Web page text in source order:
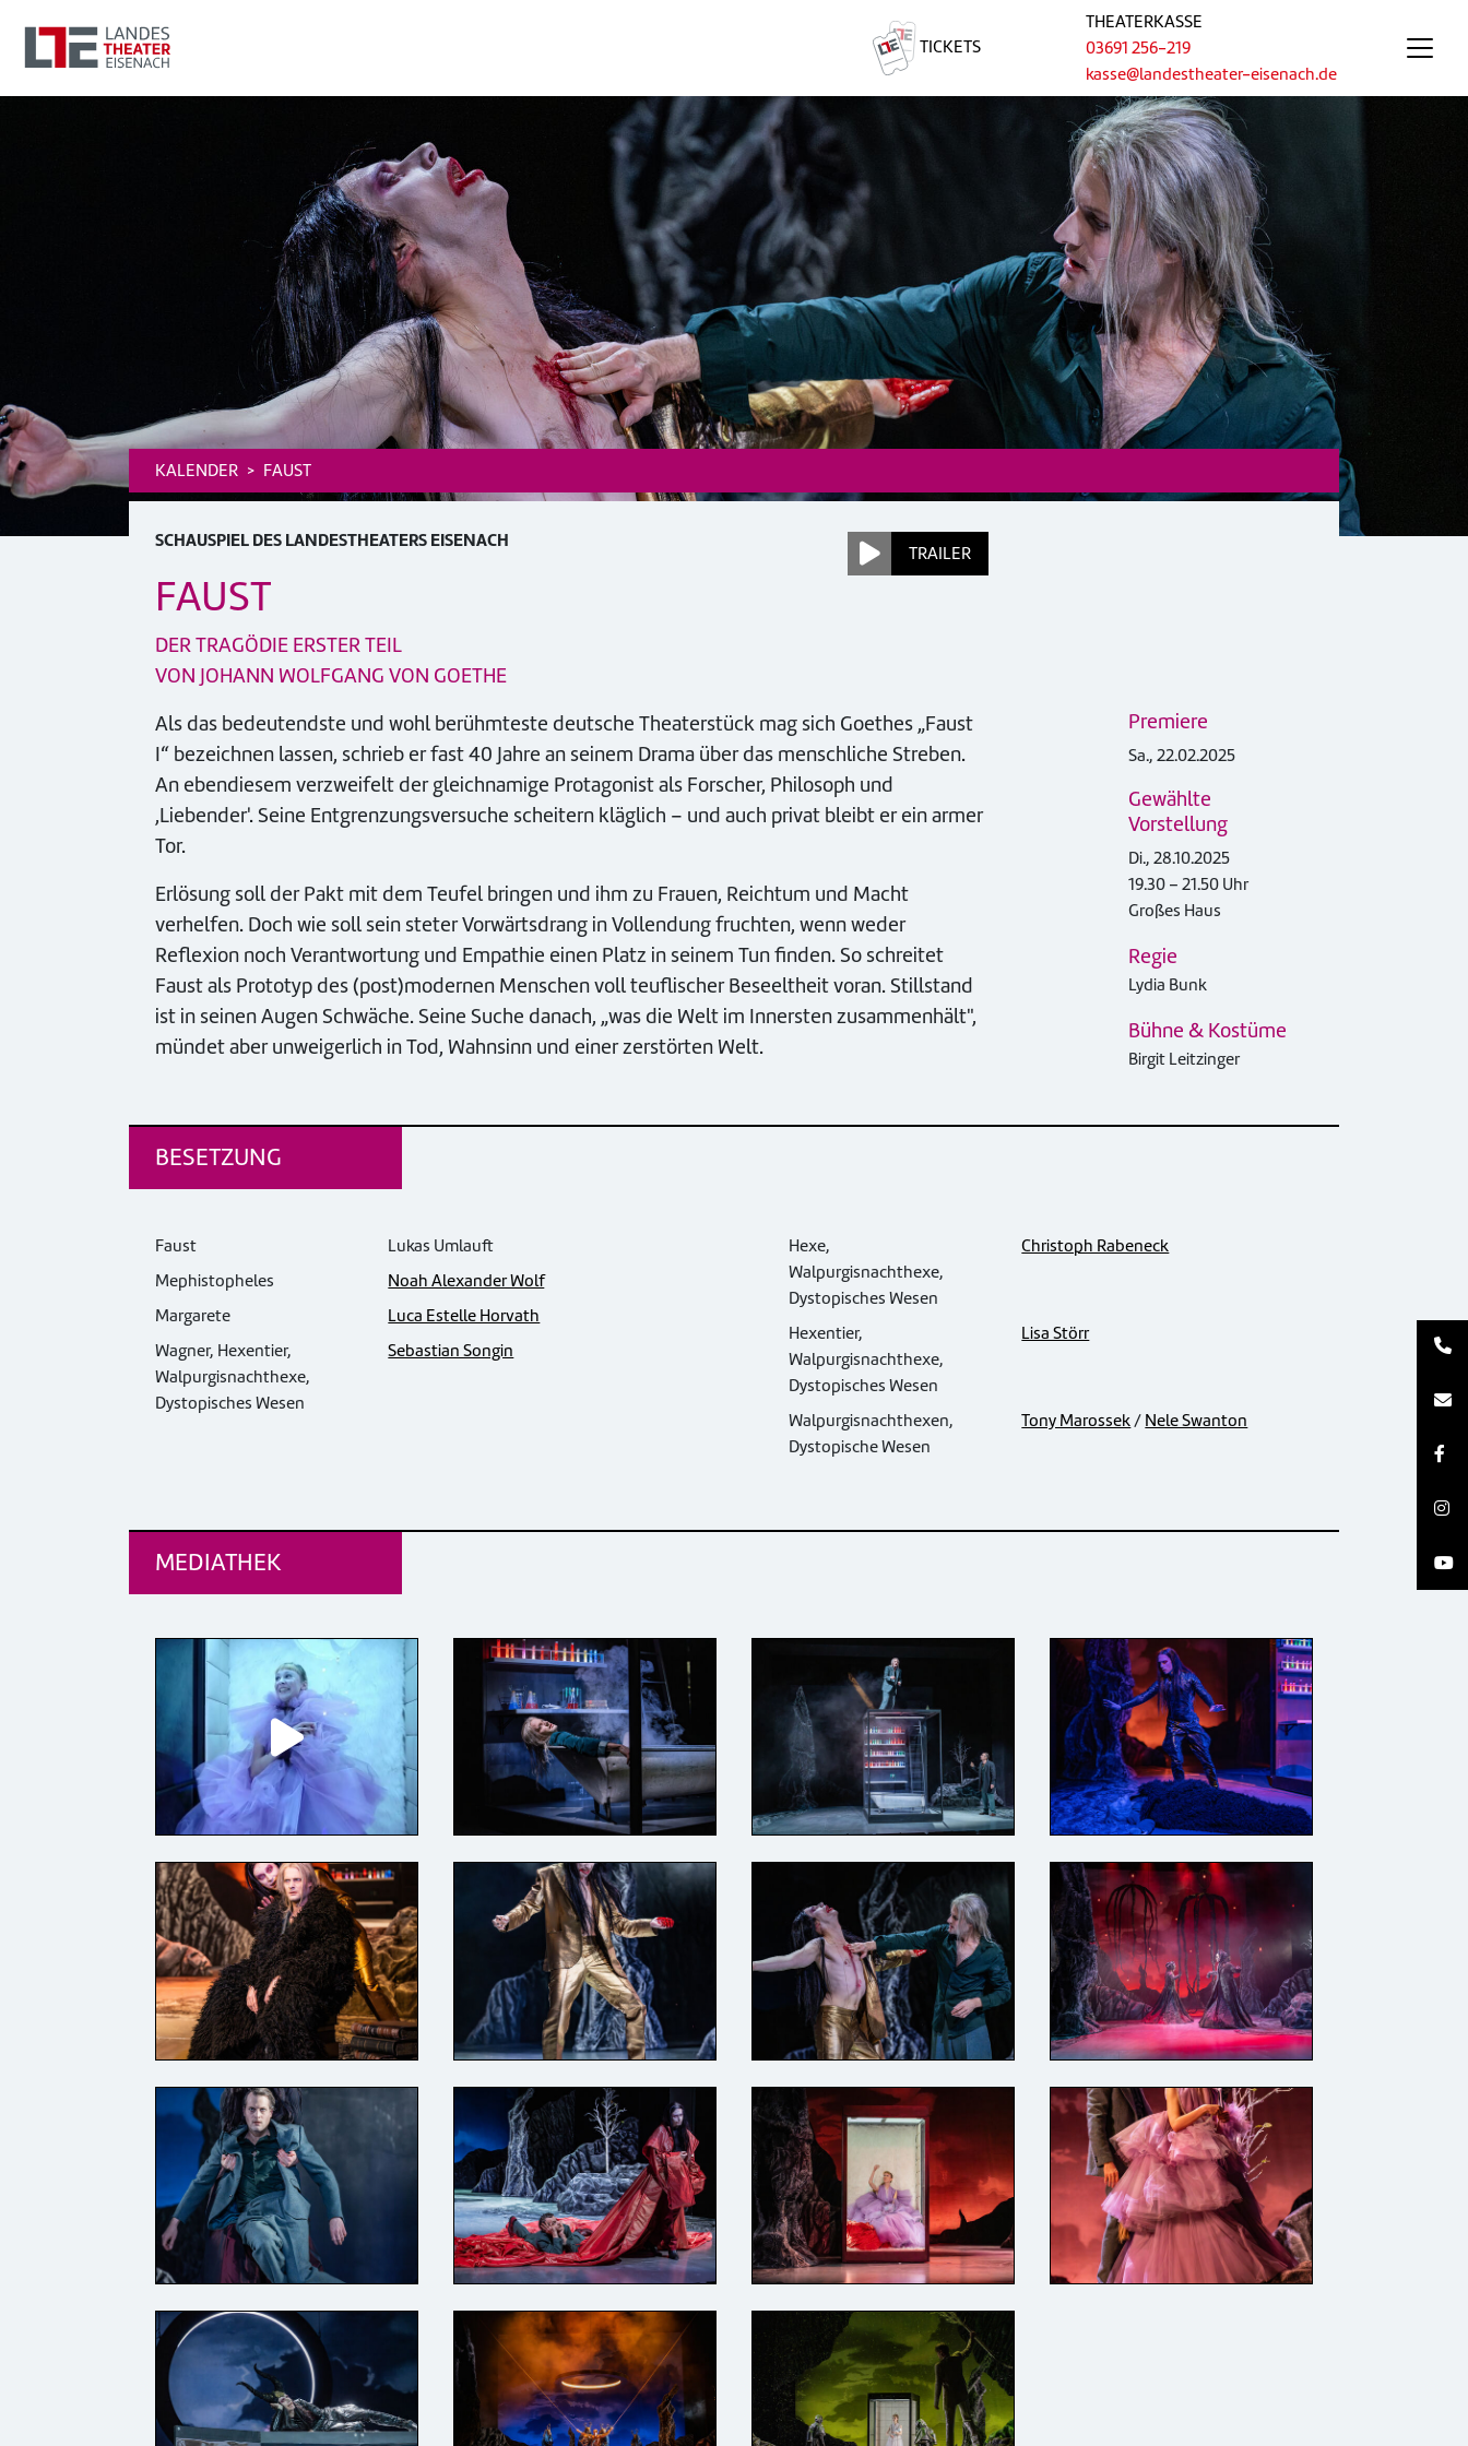
TICKETS
THEATERKASSE
03691 256-219
kasse@landestheater-eisenach.de
KALENDER FAUST
SCHAUSPIEL DES LANDESTHEATERS EISENACH
FAUST
DER TRAGÖDIE ERSTER TEIL
VON JOHANN WOLFGANG VON GOETHE
TRAILER
Als das bedeutendste und wohl berühmteste deutsche Theaterstück mag sich Goethes „Faust
I“ bezeichnen lassen, schrieb er fast 40 Jahre an seinem Drama über das menschliche Streben.
An ebendiesem verzweifelt der gleichnamige Protagonist als Forscher, Philosoph und
,Liebender'. Seine Entgrenzungsversuche scheitern kläglich – und auch privat bleibt er ein armer
Tor.
Erlösung soll der Pakt mit dem Teufel bringen und ihm zu Frauen, Reichtum und Macht
verhelfen. Doch wie soll sein steter Vorwärtsdrang in Vollendung fruchten, wenn weder
Reflexion noch Verantwortung und Empathie einen Platz in seinem Tun finden. So schreitet
Faust als Prototyp des (post)modernen Menschen voll teuflischer Beseeltheit voran. Stillstand
ist in seinen Augen Schwäche. Seine Suche danach, „was die Welt im Innersten zusammenhält",
mündet aber unweigerlich in Tod, Wahnsinn und einer zerstörten Welt.
Premiere
Sa., 22.02.2025
Gewählte
Vorstellung
Di., 28.10.2025
19.30 – 21.50 Uhr
Großes Haus
Regie
Lydia Bunk
Bühne & Kostüme
Birgit Leitzinger
BESETZUNG
Faust
Lukas Umlauft
Mephistopheles
Noah Alexander Wolf
Margarete
Luca Estelle Horvath
Wagner, Hexentier,
Walpurgisnachthexe,
Dystopisches Wesen
Sebastian Songin
Hexe,
Walpurgisnachthexe,
Dystopisches Wesen
Christoph Rabeneck
Hexentier,
Walpurgisnachthexe,
Dystopisches Wesen
Lisa Störr
Walpurgisnachthexen,
Dystopische Wesen
Tony Marossek/ Nele Swanton
MEDIATHEK